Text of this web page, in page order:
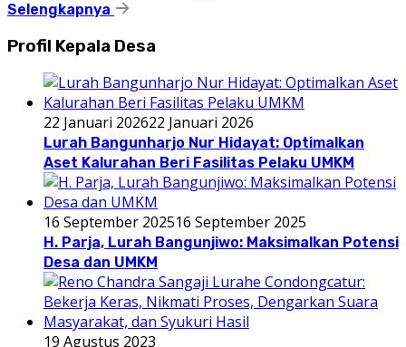
Selengkapnya
Profil Kepala Desa
22 Januari 202622 Januari 2026
Lurah Bangunharjo Nur Hidayat: Optimalkan
Aset Kalurahan Beri Fasilitas Pelaku UMKM
16 September 202516 September 2025
H. Parja, Lurah Bangunjiwo: Maksimalkan Potensi
Desa dan UMKM
19 Agustus 2023